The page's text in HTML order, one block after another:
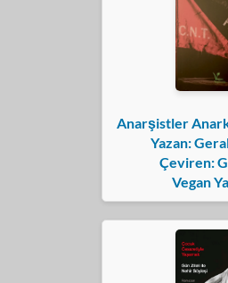
Anarşistler
Yazan:
Çeviren:
Vegan